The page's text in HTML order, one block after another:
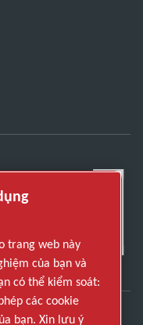
trang web này
của bạn và
có thể kiểm soát:
các cookie
bạn. Xin lưu ý